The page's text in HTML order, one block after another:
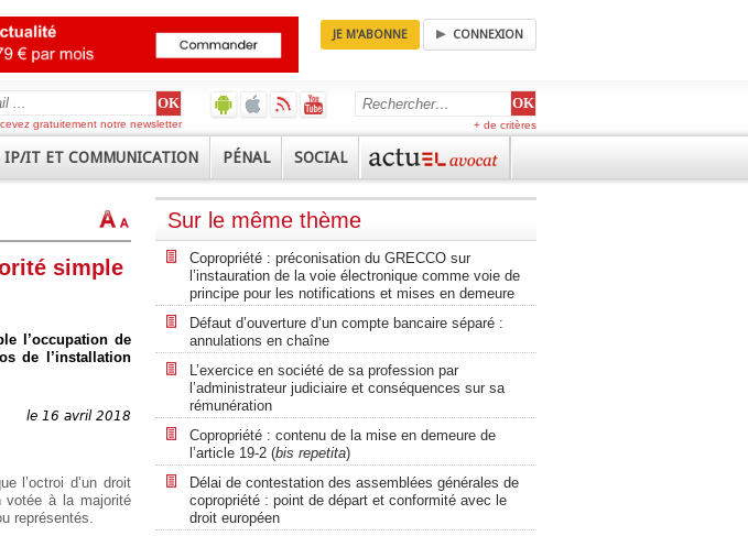
JE M'ABONNE CONNEXION
+ de critères
gratuitement notre newsletter
IP/IT ET COMMUNICATION PÉNAL SOCIAL
simple
l’occupation de
de l’installation
le 16 avril 2018
l’octroi d’un droit
votée à la majorité
représentés.
Sur le même thème
Copropriété : préconisation du GRECCO sur
l’instauration de la voie électronique comme voie de
principe pour les notifications et mises en demeure
Défaut d’ouverture d’un compte bancaire séparé :
annulations en chaîne
L’exercice en société de sa profession par
l’administrateur judiciaire et conséquences sur sa
rémunération
Copropriété : contenu de la mise en demeure de
l’article 19-2 (bis repetita)
Délai de contestation des assemblées générales de
copropriété : point de départ et conformité avec le
droit européen